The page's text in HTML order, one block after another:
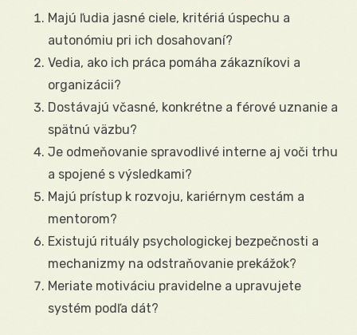
Majú ľudia jasné ciele, kritériá úspechu a
autonómiu pri ich dosahovaní?
Vedia, ako ich práca pomáha zákazníkovi a
organizácii?
Dostávajú včasné, konkrétne a férové uznanie a
spätnú väzbu?
Je odmeňovanie spravodlivé interne aj voči trhu
a spojené s výsledkami?
Majú prístup k rozvoju, kariérnym cestám a
mentorom?
Existujú rituály psychologickej bezpečnosti a
mechanizmy na odstraňovanie prekážok?
Meriate motiváciu pravidelne a upravujete
systém podľa dát?